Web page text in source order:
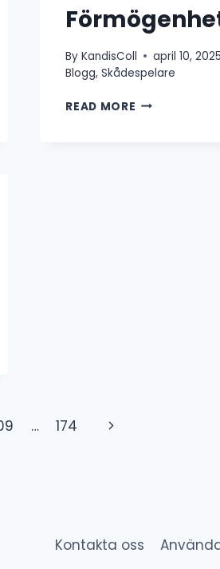
By KandisColl
april 10, 2025
Blogg,Skådespelare
READ MORE LASSE
… 174
Next
Kontakta oss